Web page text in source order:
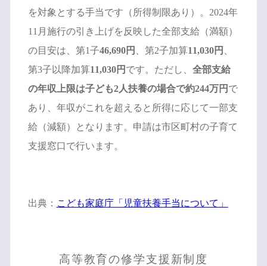
を対象とする手当です（所得制限あり）。2024年
11月施行の引き上げを反映した全部支給（満額）
の目安は、第1子46,690円 、第2子加算11,030円
第3子以降加算11,030円 です。ただし、 全部支給
の年収上限は子ども2人扶養の場合で約244万円 で
あり、年収がこれを超えると所得に応じて一部支
給（減額）となります。申請は市区町村の子育て
支援窓口で行います。
出典： こども家庭庁「児童扶養手当について」
高等教育の修学支援新制度